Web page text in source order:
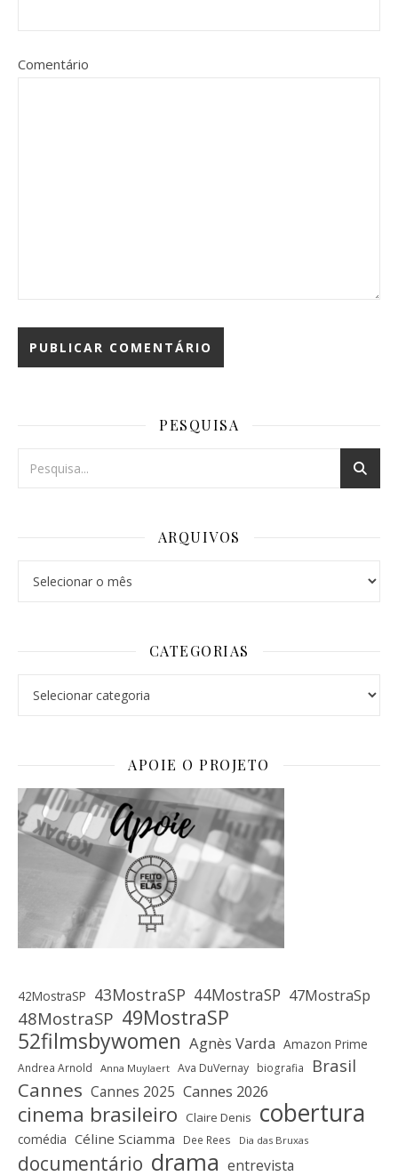
Comentário
PESQUISA
ARQUIVOS
CATEGORIAS
APOIE O PROJETO
42MostraSP 43MostraSP 44MostraSP 47MostraSp
48MostraSP 49MostraSP
52filmsbywomen Agnès Varda Amazon Prime
Andrea Arnold Anna Muylaert Ava DuVernay biografia Brasil
Cannes Cannes 2025 Cannes 2026
cinema brasileiro Claire Denis cobertura
comédia Céline Sciamma Dee Rees Dia das Bruxas
documentário drama entrevista